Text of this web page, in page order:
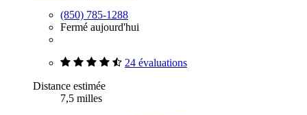
(850) 785-1288
Fermé aujourd'hui
24 évaluations
Distance estimée
7,5 milles